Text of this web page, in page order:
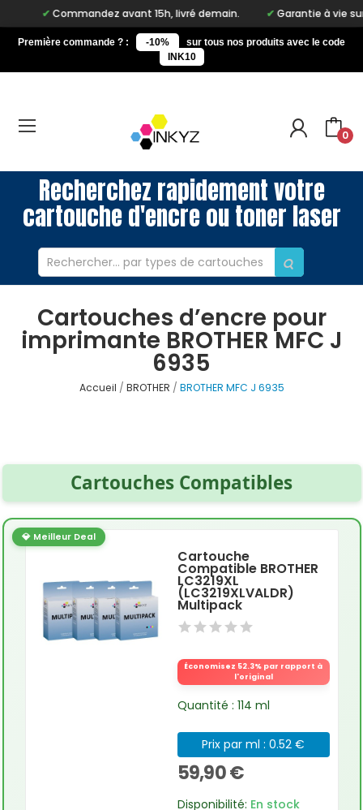
Commandez avant 15h, livré demain. Garantie à vie sur
Première commande ? : -10%
sur tous nos produits avec le code
INK10
0
Recherchez rapidement votre
cartouche d'encre ou toner laser
Cartouches d’encre pour
imprimante BROTHER MFC J
6935
Accueil BROTHER BROTHER MFC J 6935
Cartouches Compatibles
💎 Meilleur Deal
Cartouche
Compatible BROTHER
LC3219XL
(LC3219XLVALDR)
Multipack
Économisez 52.3% par rapport à
l'original
Quantité : 114 ml
Prix par ml : 0.52 €
59,90 €
Disponibilité: En stock